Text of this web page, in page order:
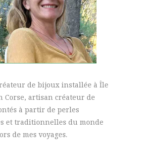
de bijoux installée à Île
Corse, artisan créateur de
à partir de perles
et traditionnelles du monde
de mes voyages.